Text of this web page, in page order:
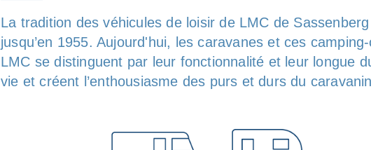
La tradition des véhicules de loisir de LMC de
jusqu’en 1955. Aujourd'hui, les caravanes et ces
LMC se distinguent par leur fonctionnalité et leur longue
vie et créent l’enthousiasme des purs et durs du